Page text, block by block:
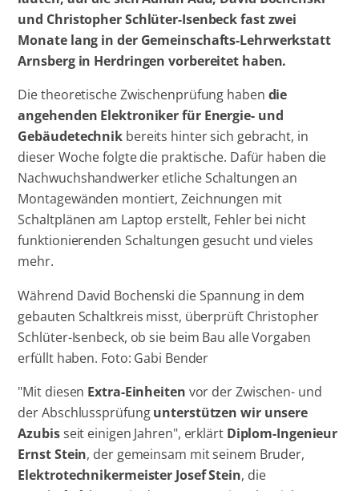
und Christopher Schlüter-Isenbeck fast zwei
Monate lang in der Gemeinschafts-Lehrwerkstatt
Arnsberg in Herdringen vorbereitet haben.
Die theoretische Zwischenprüfung haben die
angehenden Elektroniker für Energie- und
Gebäudetechnik bereits hinter sich gebracht, in
dieser Woche folgte die praktische. Dafür haben die
Nachwuchshandwerker etliche Schaltungen an
Montagewänden montiert, Zeichnungen mit
Schaltplänen am Laptop erstellt, Fehler bei nicht
funktionierenden Schaltungen gesucht und vieles
mehr.
Während David Bochenski die Spannung in dem
gebauten Schaltkreis misst, überprüft Christopher
Schlüter-Isenbeck, ob sie beim Bau alle Vorgaben
erfüllt haben. Foto: Gabi Bender
"Mit diesen Extra-Einheiten vor der Zwischen- und
der Abschlussprüfungunterstützen wir unsere
Azubisseit einigen Jahren", erklärt Diplom-Ingenieur
Ernst Stein, der gemeinsam mit seinem Bruder,
Elektrotechnikermeister Josef Stein, die